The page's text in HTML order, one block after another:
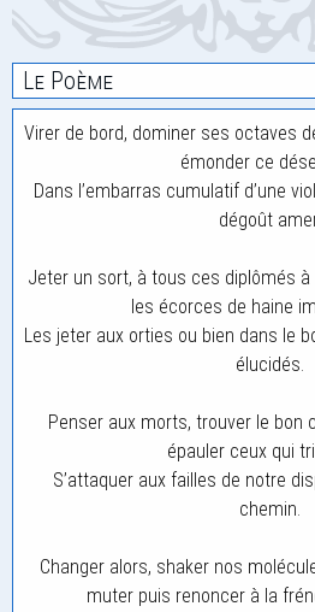
Le Poème
Virer de bord, dominer ses octaves
émonder ce
Dans l’embarras cumulatif d’une
dégoût
Jeter un sort, à tous ces diplômés
les écorces de haine
Les jeter aux orties ou bien dans le
élucidés.
Penser aux morts, trouver le bon
épauler ceux qui
S’attaquer aux failles de notre
chemin.
Changer alors, shaker nos
muter puis renoncer à la